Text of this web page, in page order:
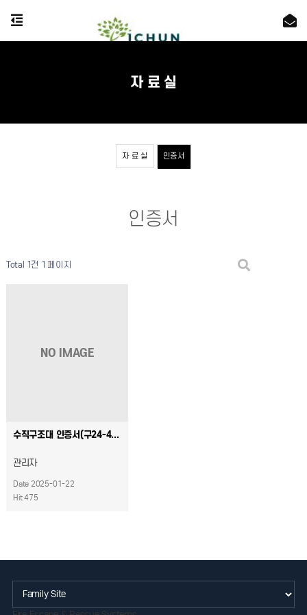
자 료 실 인증서
자 료 실
인증서
Total 1건 1 페이지
NO IMAGE
수직구조대 인증서(구24-4)
관리자
Date 2025-01-22
Hit 475